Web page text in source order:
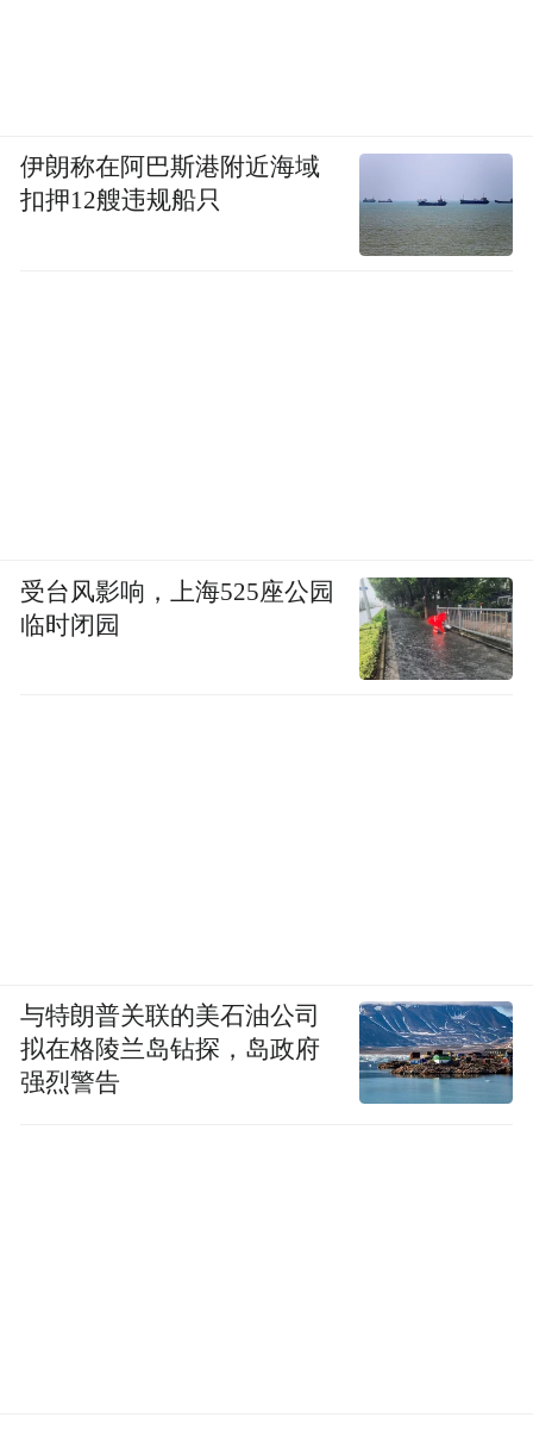
伊朗称在阿巴斯港附近海域
扣押12艘违规船只
受台风影响，上海525座公园
临时闭园
与特朗普关联的美石油公司
拟在格陵兰岛钻探，岛政府
强烈警告